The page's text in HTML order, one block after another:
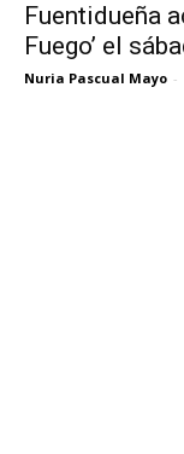
Fuentidueña
Fuego’ el
Nuria Pascual Mayo -